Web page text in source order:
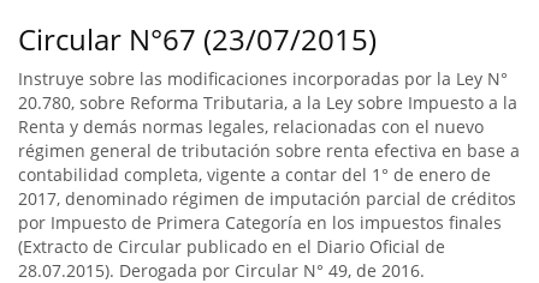
Circular N°67 (23/07/2015)
Instruye sobre las modificaciones incorporadas por la Ley N°
20.780, sobre Reforma Tributaria, a la Ley sobre Impuesto a la
Renta y demás normas legales, relacionadas con el nuevo
régimen general de tributación sobre renta efectiva en base a
contabilidad completa, vigente a contar del 1° de enero de
2017, denominado régimen de imputación parcial de créditos
por Impuesto de Primera Categoría en los impuestos finales
(Extracto de Circular publicado en el Diario Oficial de
28.07.2015). Derogada por Circular N° 49, de 2016.